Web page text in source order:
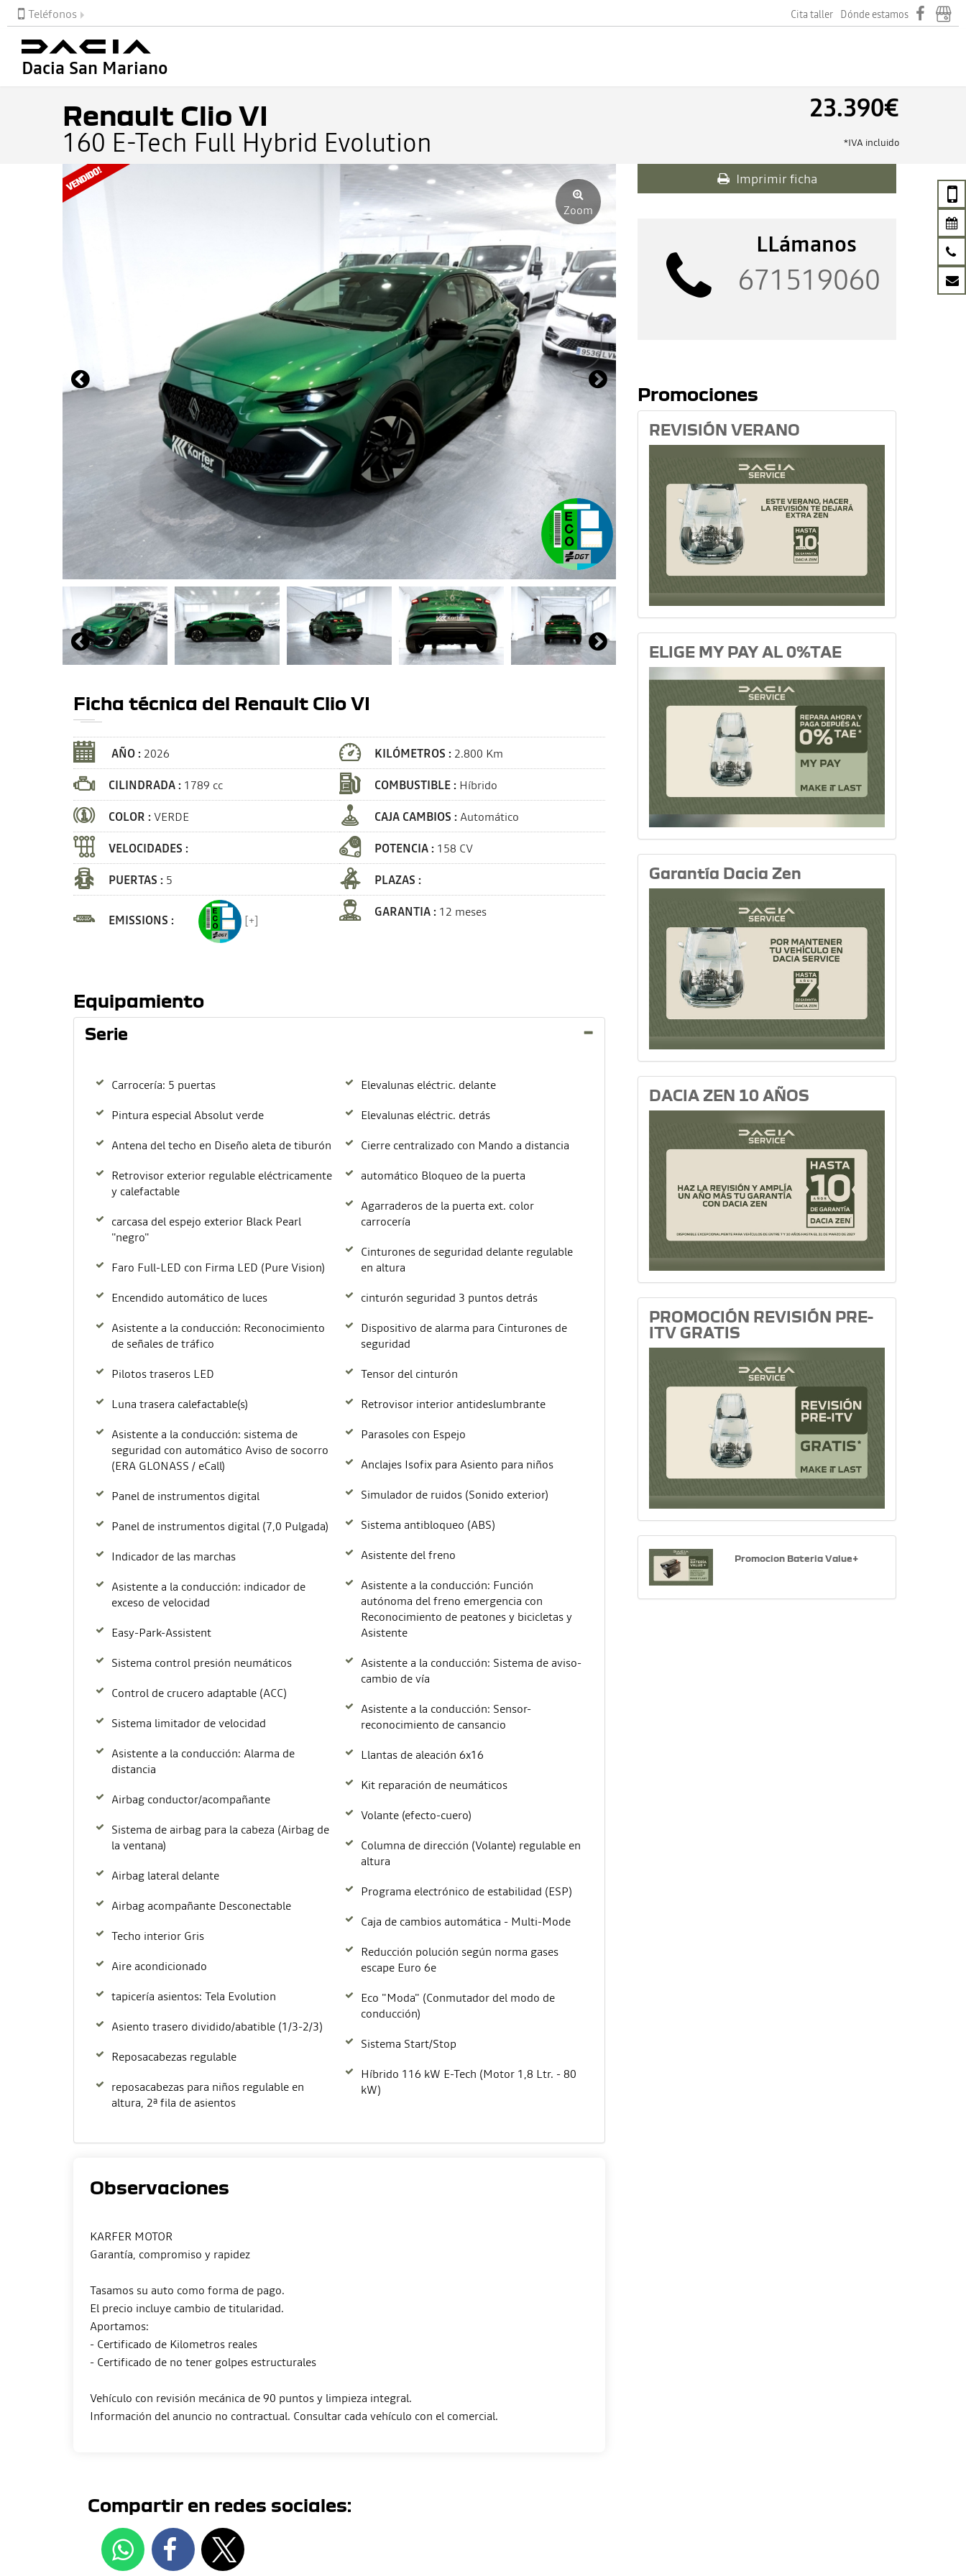
Teléfonos Cita taller Dónde estamos
Dacia San Mariano
Renault Clio VI
160 E-Tech Full Hybrid Evolution
23.390€
*IVA incluido
Zoom
Ficha técnica del Renault Clio VI
AÑO : 2026 KILÓMETROS : 2.800 Km
CILINDRADA : 1789 cc COMBUSTIBLE : Híbrido
COLOR :VERDE CAJA CAMBIOS : Automático
VELOCIDADES :
POTENCIA : 158 CV
PUERTAS : 5 PLAZAS :
EMISSIONS : [+]
GARANTIA : 12 meses
Equipamiento
Serie
Carrocería: 5 puertas
Pintura especial Absolut verde
Antena del techo en Diseño aleta de tiburón
Retrovisor exterior regulable eléctricamente
y calefactable
carcasa del espejo exterior Black Pearl
"negro"
Faro Full-LED con Firma LED (Pure Vision)
Encendido automático de luces
Asistente a la conducción: Reconocimiento
de señales de tráfico
Pilotos traseros LED
Luna trasera calefactable(s)
Asistente a la conducción: sistema de
seguridad con automático Aviso de socorro
(ERA GLONASS / eCall)
Panel de instrumentos digital
Panel de instrumentos digital (7,0 Pulgada)
Indicador de las marchas
Asistente a la conducción: indicador de
exceso de velocidad
Easy-Park-Assistent
Sistema control presión neumáticos
Control de crucero adaptable (ACC)
Sistema limitador de velocidad
Asistente a la conducción: Alarma de
distancia
Airbag conductor/acompañante
Sistema de airbag para la cabeza (Airbag de
la ventana)
Airbag lateral delante
Airbag acompañante Desconectable
Techo interior Gris
Aire acondicionado
tapicería asientos: Tela Evolution
Asiento trasero dividido/abatible (1/3-2/3)
Reposacabezas regulable
reposacabezas para niños regulable en
altura, 2ª fila de asientos
Elevalunas eléctric. delante
Elevalunas eléctric. detrás
Cierre centralizado con Mando a distancia
automático Bloqueo de la puerta
Agarraderos de la puerta ext. color
carrocería
Cinturones de seguridad delante regulable
en altura
cinturón seguridad 3 puntos detrás
Dispositivo de alarma para Cinturones de
seguridad
Tensor del cinturón
Retrovisor interior antideslumbrante
Parasoles con Espejo
Anclajes Isofix para Asiento para niños
Simulador de ruidos (Sonido exterior)
Sistema antibloqueo (ABS)
Asistente del freno
Asistente a la conducción: Función
autónoma del freno emergencia con
Reconocimiento de peatones y bicicletas y
Asistente
Asistente a la conducción: Sistema de aviso-
cambio de vía
Asistente a la conducción: Sensor-
reconocimiento de cansancio
Llantas de aleación 6x16
Kit reparación de neumáticos
Volante (efecto-cuero)
Columna de dirección (Volante) regulable en
altura
Programa electrónico de estabilidad (ESP)
Caja de cambios automática - Multi-Mode
Reducción polución según norma gases
escape Euro 6e
Eco "Moda" (Conmutador del modo de
conducción)
Sistema Start/Stop
Híbrido 116 kW E-Tech (Motor 1,8 Ltr. - 80
kW)
Observaciones
KARFER MOTOR
Garantía, compromiso y rapidez
Tasamos su auto como forma de pago.
El precio incluye cambio de titularidad.
Aportamos:
- Certificado de Kilometros reales
- Certificado de no tener golpes estructurales
Vehículo con revisión mecánica de 90 puntos y limpieza integral.
Compartir en redes sociales:
Imprimir ficha
LLámanos
671519060
Promociones
REVISIÓN VERANO
ELIGE MY PAY AL 0%TAE
Garantía Dacia Zen
DACIA ZEN 10 AÑOS
PROMOCIÓN REVISIÓN PRE-
ITV GRATIS
Promocion Bateria Value+